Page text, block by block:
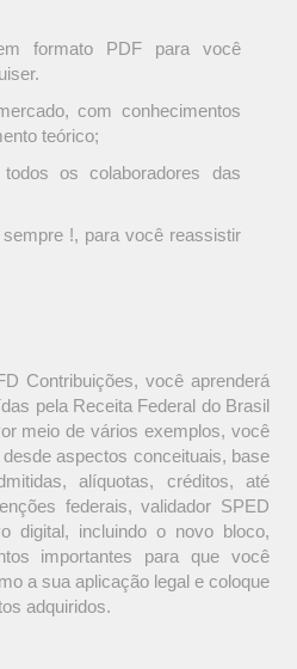
formato PDF para você
com conhecimentos
teórico;
os colaboradores das
!, para você reassistir
Contribuições, você aprenderá
pela Receita Federal do Brasil
meio de vários exemplos, você
aspectos conceituais, base
alíquotas, créditos, até
federais, validador SPED
digital, incluindo o novo bloco,
importantes para que você
a sua aplicação legal e coloque
adquiridos.